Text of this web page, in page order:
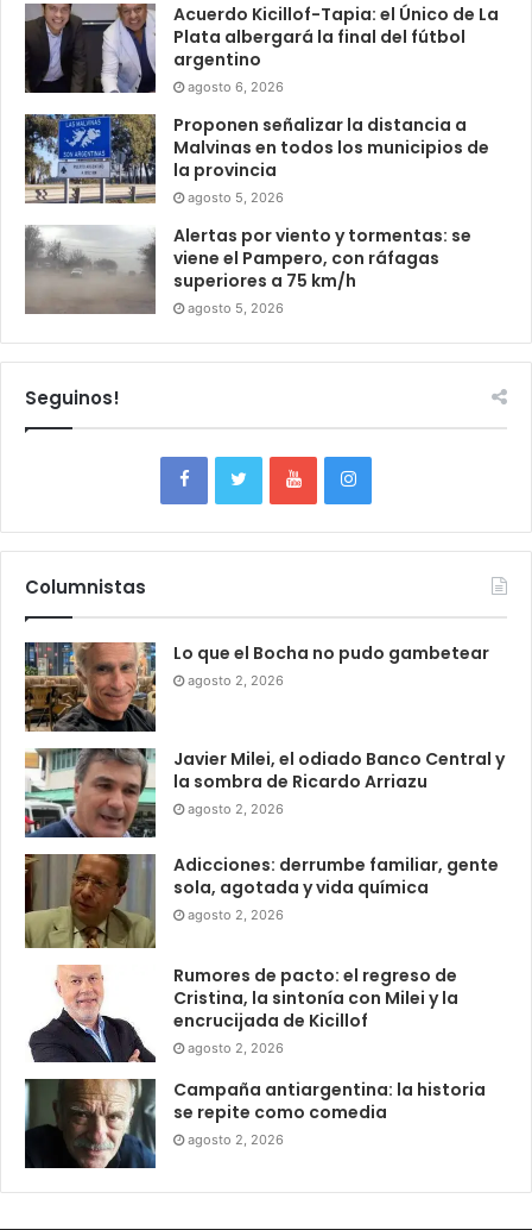
Acuerdo Kicillof-Tapia: el Único de La
Plata albergará la final del fútbol
argentino
agosto 6, 2026
Proponen señalizar la distancia a
Malvinas en todos los municipios de
la provincia
agosto 5, 2026
Alertas por viento y tormentas: se
viene el Pampero, con ráfagas
superiores a 75 km/h
agosto 5, 2026
Seguinos!
Columnistas
Lo que el Bocha no pudo gambetear
agosto 2, 2026
Javier Milei, el odiado Banco Central y
la sombra de Ricardo Arriazu
agosto 2, 2026
Adicciones: derrumbe familiar, gente
sola, agotada y vida química
agosto 2, 2026
Rumores de pacto: el regreso de
Cristina, la sintonía con Milei y la
encrucijada de Kicillof
agosto 2, 2026
Campaña antiargentina: la historia
se repite como comedia
agosto 2, 2026